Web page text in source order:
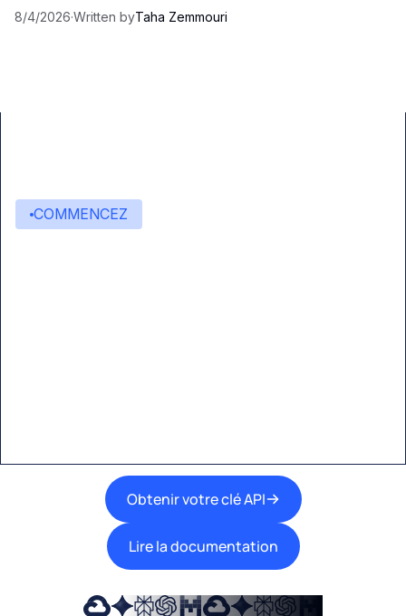
8/4/2026·Written byTaha Zemmouri
COMMENCEZ
Obtenir votre clé API
Lire la documentation